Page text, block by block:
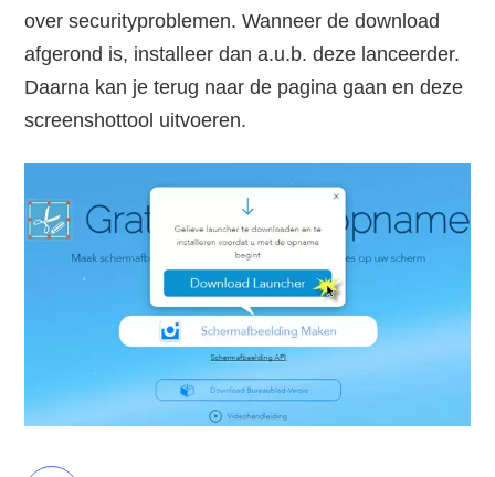
over securityproblemen. Wanneer de download
afgerond is, installeer dan a.u.b. deze lanceerder.
Daarna kan je terug naar de pagina gaan en deze
screenshottool uitvoeren.